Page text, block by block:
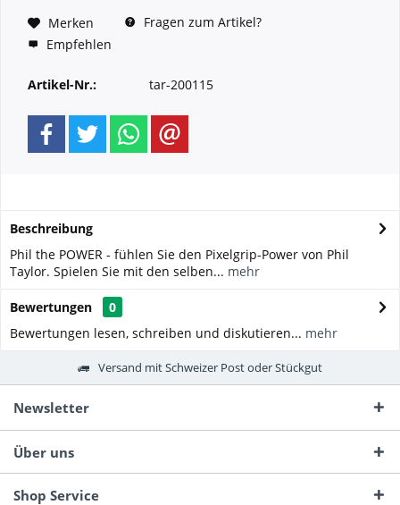
Merken
Fragen zum Artikel?
Empfehlen
Artikel-Nr.: tar-200115
Beschreibung
Phil the POWER - fühlen Sie den Pixelgrip-Power von Phil
Taylor. Spielen Sie mit den selben... mehr
Bewertungen
0
Bewertungen lesen, schreiben und diskutieren... mehr
Versand mit Schweizer Post oder Stückgut
Newsletter
Über uns
Shop Service